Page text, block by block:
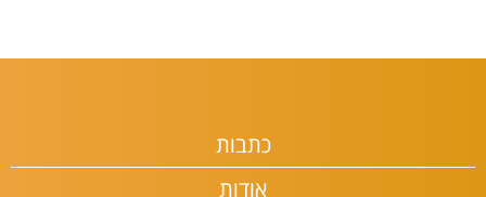
על כאבים כרוניים ומשחררים שרירים תפוסים.
כתבות
אודות